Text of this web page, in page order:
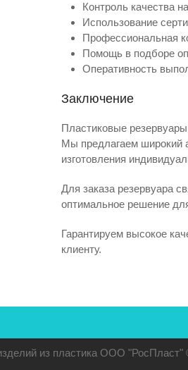
Контроль качества
Использование
Профессиональная
Помощь в подборе
Оперативность
Заключение
Пластиковые
Мы предлагаем широкий
изготовления
Для заказа резервуара
оптимальное решение
Гарантируем высокое
клиенту.
из пластика ООО "РосПласт"